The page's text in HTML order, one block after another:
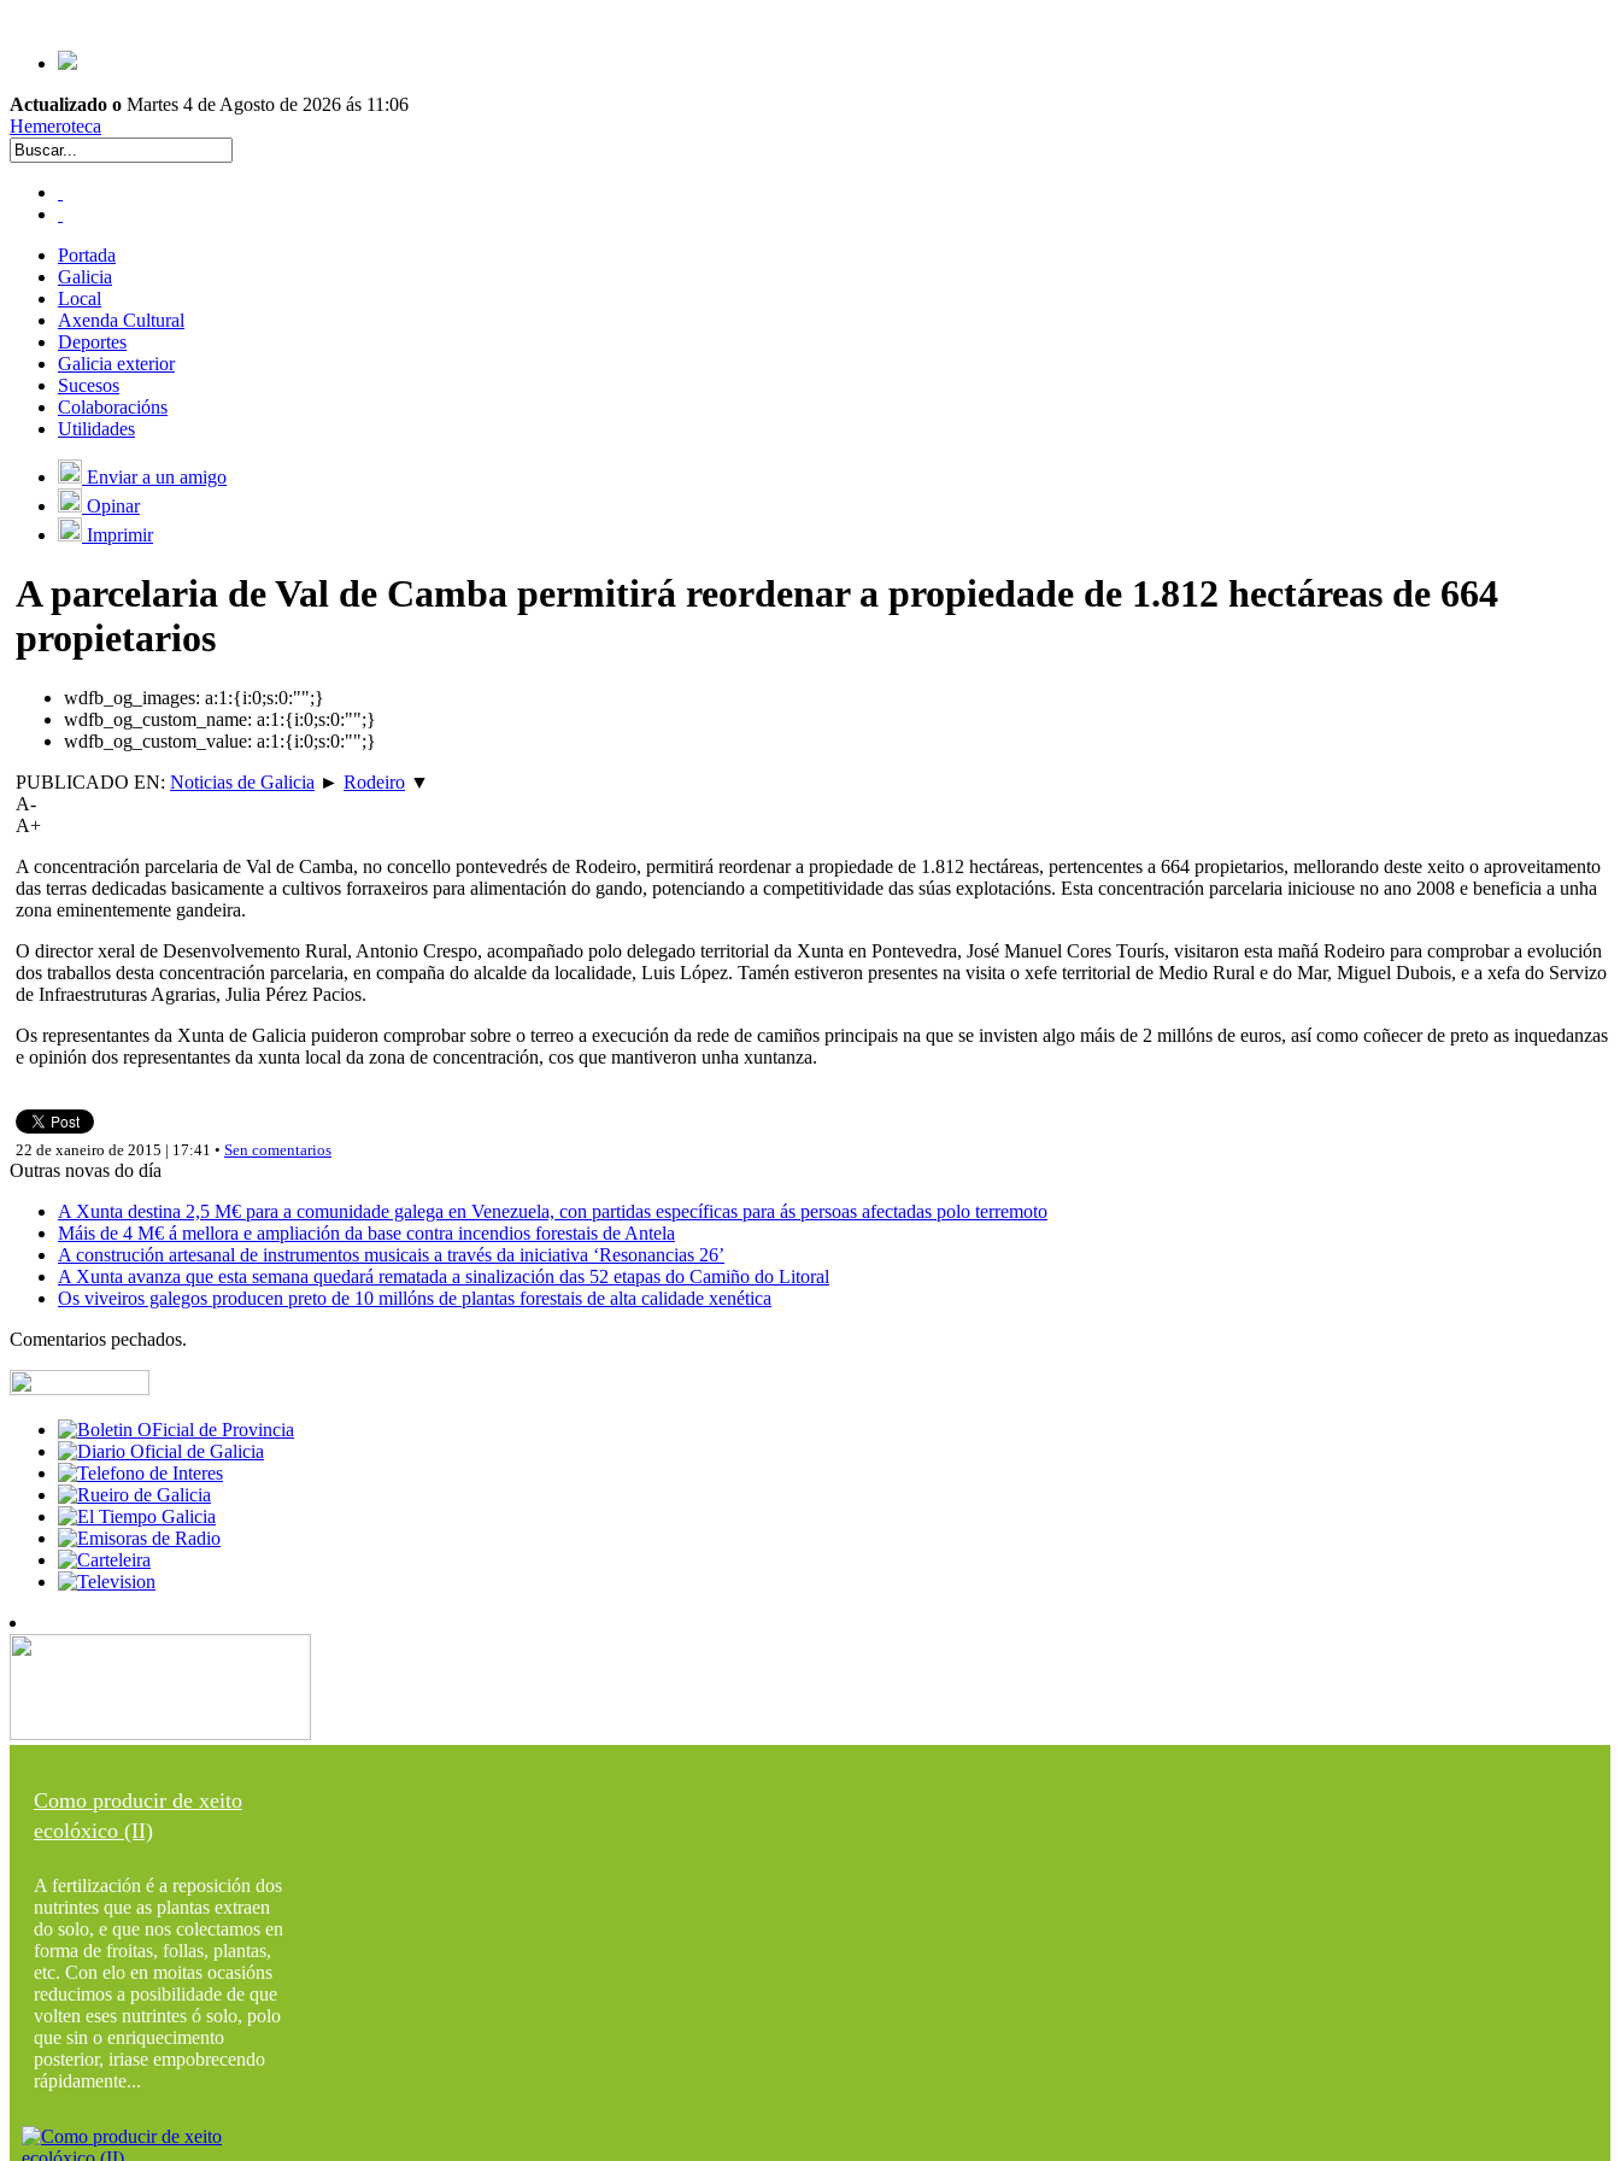
Actualizado o Martes 4 de Agosto de 2026 ás 11:06
Hemeroteca
Portada
Galicia
Local
Axenda Cultural
Deportes
Galicia exterior
Sucesos
Colaboracións
Utilidades
Enviar a un amigo
Opinar
Imprimir
A parcelaria de Val de Camba permitirá reordenar a propiedade de 1.812 hectáreas de 664
propietarios
wdfb_og_images: a:1:{i:0;s:0:"";}
wdfb_og_custom_name: a:1:{i:0;s:0:"";}
wdfb_og_custom_value: a:1:{i:0;s:0:"";}
PUBLICADO EN: Noticias de Galicia ► Rodeiro ▼
A-
A+
A concentración parcelaria de Val de Camba, no concello pontevedrés de Rodeiro, permitirá reordenar a propiedade de 1.812 hectáreas, pertencentes a 664 propietarios, mellorando deste xeito o aproveitamento
das terras dedicadas basicamente a cultivos forraxeiros para alimentación do gando, potenciando a competitividade das súas explotacións. Esta concentración parcelaria iniciouse no ano 2008 e beneficia a unha
zona eminentemente gandeira.
O director xeral de Desenvolvemento Rural, Antonio Crespo, acompañado polo delegado territorial da Xunta en Pontevedra, José Manuel Cores Tourís, visitaron esta mañá Rodeiro para comprobar a evolución
dos traballos desta concentración parcelaria, en compaña do alcalde da localidade, Luis López. Tamén estiveron presentes na visita o xefe territorial de Medio Rural e do Mar, Miguel Dubois, e a xefa do Servizo
de Infraestruturas Agrarias, Julia Pérez Pacios.
Os representantes da Xunta de Galicia puideron comprobar sobre o terreo a execución da rede de camiños principais na que se invisten algo máis de 2 millóns de euros, así como coñecer de preto as inquedanzas
e opinión dos representantes da xunta local da zona de concentración, cos que mantiveron unha xuntanza.
22 de xaneiro de 2015 | 17:41 • Sen comentarios
Outras novas do día
A Xunta destina 2,5 M€ para a comunidade galega en Venezuela, con partidas específicas para ás persoas afectadas polo terremoto
Máis de 4 M€ á mellora e ampliación da base contra incendios forestais de Antela
A construción artesanal de instrumentos musicais a través da iniciativa ‘Resonancias 26’
A Xunta avanza que esta semana quedará rematada a sinalización das 52 etapas do Camiño do Litoral
Os viveiros galegos producen preto de 10 millóns de plantas forestais de alta calidade xenética
Comentarios pechados.
Como producir de xeito
ecolóxico (II)
A fertilización é a reposición dos
nutrintes que as plantas extraen
do solo, e que nos colectamos en
forma de froitas, follas, plantas,
etc. Con elo en moitas ocasións
reducimos a posibilidade de que
volten eses nutrintes ó solo, polo
que sin o enriquecimento
posterior, iriase empobrecendo
rápidamente...